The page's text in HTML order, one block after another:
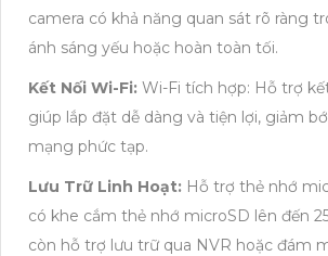
camera có khả năng quan sát rõ ràng
ánh sáng yếu hoặc hoàn toàn tối.
Kết Nối Wi-Fi: Wi-Fi tích hợp: Hỗ trợ
giúp lắp đặt dễ dàng và tiện lợi, giảm
mạng phức tạp.
Lưu Trữ Linh Hoạt: Hỗ trợ thẻ nhớ
có khe cắm thẻ nhớ microSD lên đến
còn hỗ trợ lưu trữ qua NVR hoặc đám